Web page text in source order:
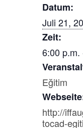
Datum:
Juli 21,
Zeit:
6:00 p.m.
Eğitim
http://
tocad-